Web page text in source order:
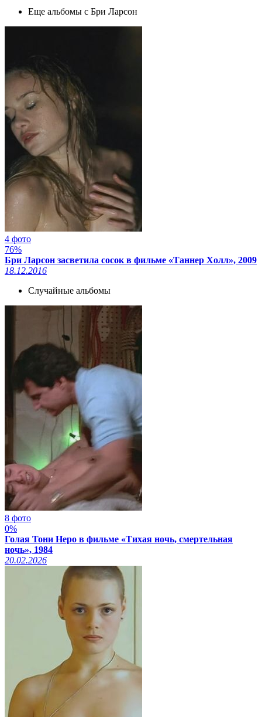
Еще альбомы с Бри Ларсон
4 фото
76%
Бри Ларсон засветила сосок в фильме «Таннер Холл», 2009
18.12.2016
Случайные альбомы
8 фото
0%
Голая Тони Неро в фильме «Тихая ночь, смертельная
ночь», 1984
20.02.2026